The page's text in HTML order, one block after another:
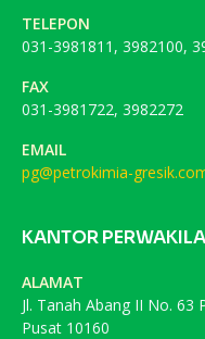
TELEPON
031-3981811, 3982100,
FAX
031-3981722, 3982272
EMAIL
pg@petrokimia-
KANTOR
ALAMAT
Jl. Tanah Abang II No. 63
Pusat 10160